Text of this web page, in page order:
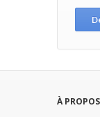
À PROPOS